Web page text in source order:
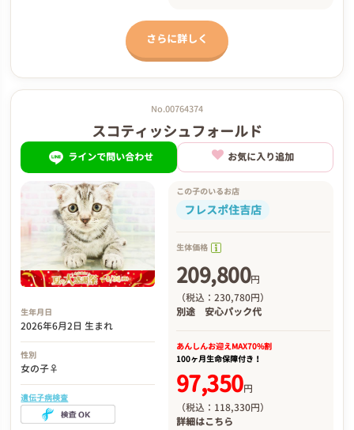
さらに詳しく
No.00764374
スコティッシュフォールド
ラインで問い合わせ お気に入り追加
生年月日
2026年6月2日 生まれ
性別
女の子♀
遺伝子病検査
この子のいるお店
フレスポ住吉店
生体価格
209,800円
（税込：230,780円）
別途 安心パック代
あんしんお迎えMAX70%割
100ヶ月生命保障付き！
97,350円
（税込：118,330円）
詳細はこちら